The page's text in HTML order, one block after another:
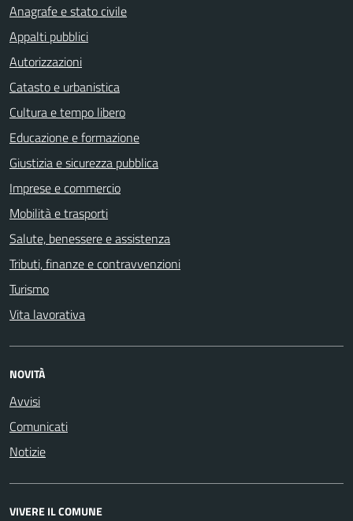
Anagrafe e stato civile
Appalti pubblici
Autorizzazioni
Catasto e urbanistica
Cultura e tempo libero
Educazione e formazione
Giustizia e sicurezza pubblica
Imprese e commercio
Mobilità e trasporti
Salute, benessere e assistenza
Tributi, finanze e contravvenzioni
Turismo
Vita lavorativa
NOVITÀ
Avvisi
Comunicati
Notizie
VIVERE IL COMUNE